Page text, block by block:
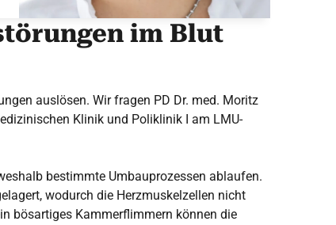
im Blut
auslösen. Wir fragen PD Dr. med. Moritz
Klinik und Poliklinik I am LMU-
bestimmte Umbauprozessen ablaufen.
wodurch die Herzmuskelzellen nicht
bösartiges Kammerflimmern können die